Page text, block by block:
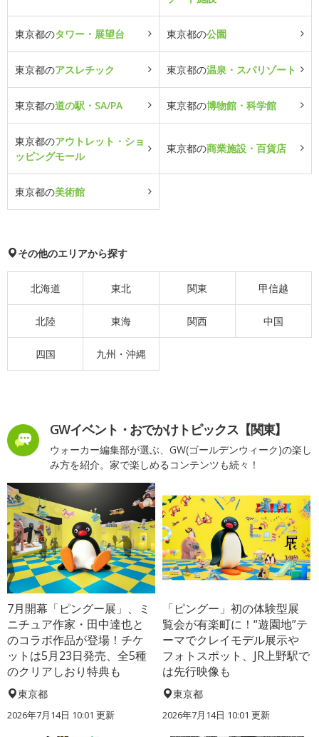
東京都のタワー・展望台 東京都の公園
東京都のアスレチック 東京都の温泉・スパリゾート
東京都の道の駅・SA/PA 東京都の博物館・科学館
東京都のアウトレット・ショ
ッピングモール
東京都の商業施設・百貨店
東京都の美術館
その他のエリアから探す
北海道 東北 関東 甲信越
北陸 東海 関西 中国
四国 九州・沖縄
GWイベント・おでかけトピックス【関東】
ウォーカー編集部が選ぶ、GW(ゴールデンウィーク)の楽し
み方を紹介。家で楽しめるコンテンツも続々！
7月開幕「ピングー展」、ミ
ニチュア作家・田中達也と
のコラボ作品が登場！チケ
ットは5月23日発売、全5種
のクリアしおり特典も
東京都
2026年7月14日 10:01 更新
「ピングー」初の体験型展
覧会が有楽町に！“遊園地”テ
ーマでクレイモデル展示や
フォトスポット、JR上野駅で
は先行映像も
東京都
2026年7月14日 10:01 更新